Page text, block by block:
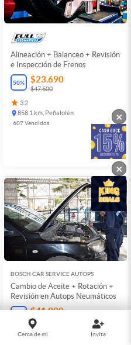
Alineación + Balanceo + Revisión
e Inspección de Frenos
50% $23.690
$47.500
3.2
858.1 km, Peñalolén
607Vendidos
BOSCH CAR SERVICE AUTOPS
Cambio de Aceite + Rotación +
Revisión en Autops Neumáticos
$41.900
$75.000
1.8
Cerca de mí Invita
×
×